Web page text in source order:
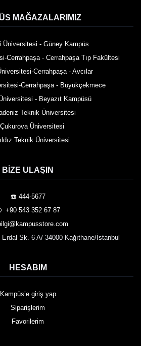
MAĞAZALARIMIZ
Üniversitesi - Güney Kampüs
Cerrahpaşa - Cerrahpaşa Tıp Fakültesi
Cerrahpaşa - Avcılar
Cerrahpaşa - Büyükçekmece
- Beyazıt Kampüsü
Teknik Üniversitesi
Üniversitesi
Teknik Üniversitesi
BIZE ULAŞIN
☎️ 444-5677
️ +90 543 352 67 87
Sk. 6 A/ 34000 Kağıthane/İstanbul
HESABIM
Kampüs’e giriş yap
Siparişlerim
Favorilerim